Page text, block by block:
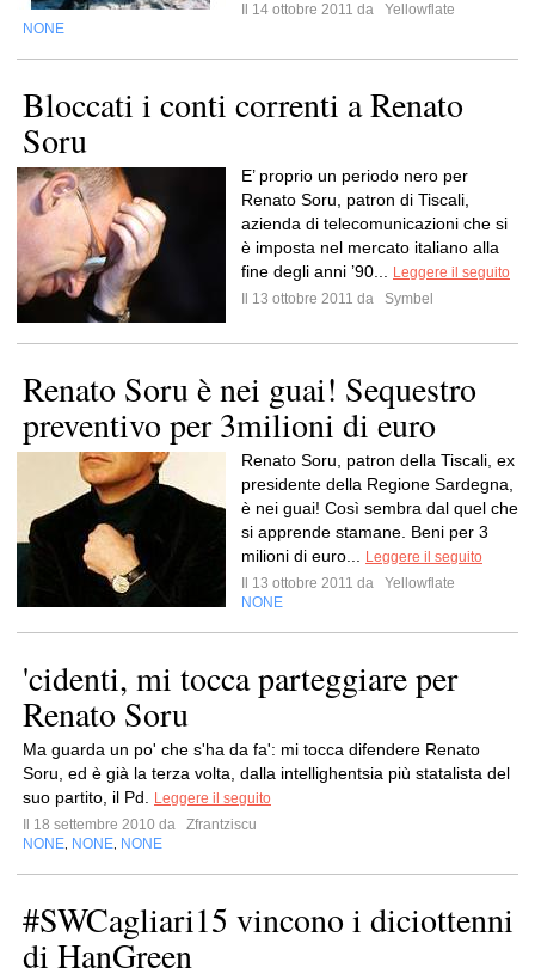
Il 14 ottobre 2011 da
Yellowflate
NONE
Bloccati i conti correnti a Renato
Soru
E’ proprio un periodo nero per
Renato Soru, patron di Tiscali,
azienda di telecomunicazioni che si
è imposta nel mercato italiano alla
fine degli anni ’90...
Leggere il seguito
Il 13 ottobre 2011 da
Symbel
Renato Soru è nei guai! Sequestro
preventivo per 3milioni di euro
Renato Soru, patron della Tiscali, ex
presidente della Regione Sardegna,
è nei guai! Così sembra dal quel che
si apprende stamane. Beni per 3
milioni di euro...
Leggere il seguito
Il 13 ottobre 2011 da
Yellowflate
NONE
'cidenti, mi tocca parteggiare per
Renato Soru
Ma guarda un po' che s'ha da fa': mi tocca difendere Renato
Soru, ed è già la terza volta, dalla intellighentsia più statalista del
suo partito, il Pd.
Leggere il seguito
Il 18 settembre 2010 da
Zfrantziscu
NONE NONE NONE
#SWCagliari15 vincono i diciottenni
di HanGreen